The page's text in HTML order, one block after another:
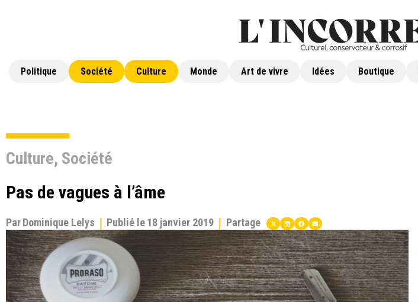
Politique Société Culture Monde Art de vivre Idées Boutique
Culture, Société
Pas de vagues à l’âme
ParDominique Lelys Publié le18 janvier 2019 Partage